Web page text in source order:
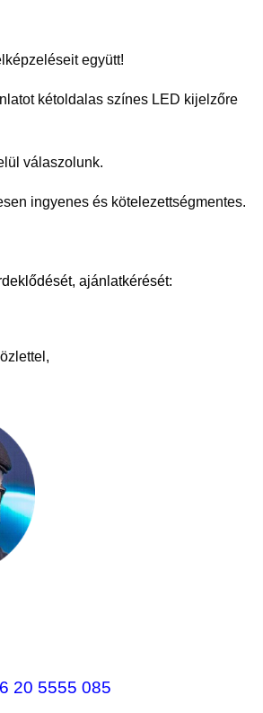
együtt!
kétoldalas színes LED kijelzőre
válaszolunk.
ingyenes és kötelezettségmentes.
ajánlatkérését:
20 5555 085